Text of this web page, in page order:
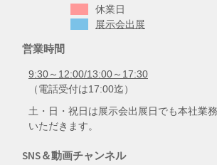
休業日
展示会出展
営業時間
9:30～12:00/13:00～17:30
（電話受付は17:00迄）
土・日・祝日は展示会出展日でも本社業
いただきます。
SNS＆動画チャンネル